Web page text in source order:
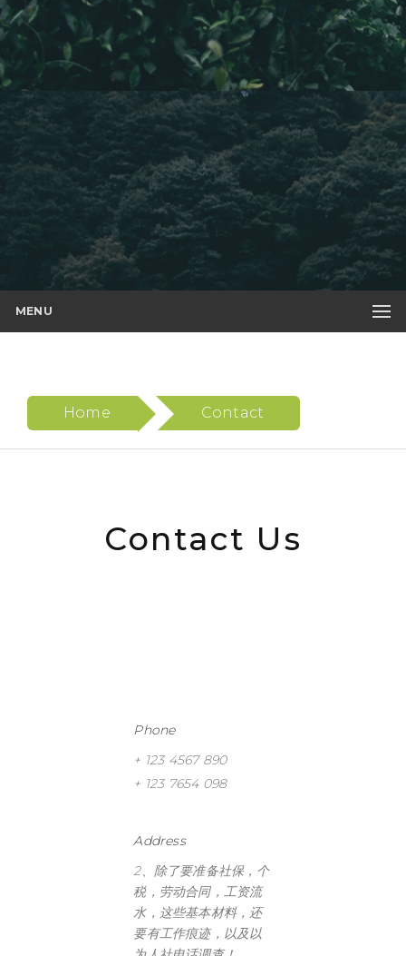
MENU
Home Contact
Contact Us
Phone
+ 123 4567 890
+ 123 7654 098
Address
2、除了要准备社保，个
税，劳动合同，工资流
水，这些基本材料，还
要有工作痕迹，以及以